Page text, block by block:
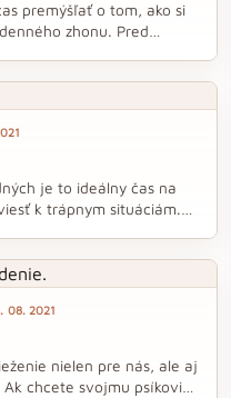
premýšľať o tom, ako si
zhonu. Pred
pomôže zabezpečiť, aby
a s maximálnym
je to ideálny čas na
k trápnym situáciám.
cítila príjemne.
rozhovor s otvorenou
bezstarostný flirt.
08. 2021
nielen pre nás, ale aj
chcete svojmu psíkovi